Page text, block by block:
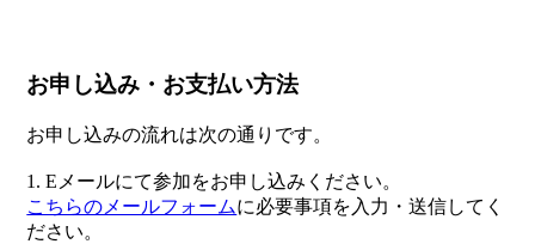
お申し込み・お支払い方法
お申し込みの流れは次の通りです。
1. Eメールにて参加をお申し込みください。
こちらのメールフォームに必要事項を入力・送信してく
ださい。